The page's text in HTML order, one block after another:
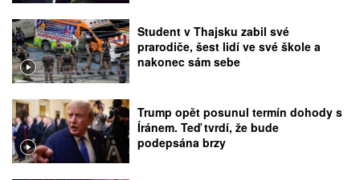
Student v Thajsku zabil své
prarodiče, šest lidí ve své škole a
nakonec sám sebe
Trump opět posunul termín dohody s
Íránem. Teď tvrdí, že bude
podepsána brzy